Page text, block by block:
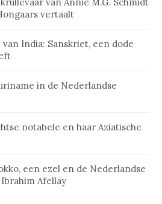
vertaalt
India: Sanskriet, een dode
in de Nederlandse
notabele en haar Aziatische
een ezel en de Nederlandse
Afellay